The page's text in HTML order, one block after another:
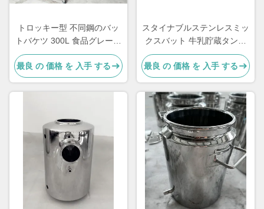
トロッキー型 不同鋼のバッ
トバケツ 300L 食品グレード
オーダーメイド
最良 の 価格 を 入手 する
スタイナブルステンレスミッ
クスバット 牛乳貯蔵タンク
3kg
最良 の 価格 を 入手 する